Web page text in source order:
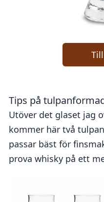
Tips på
Utöver det glaset jag
kommer här två
passar bäst för
prova whisky på ett